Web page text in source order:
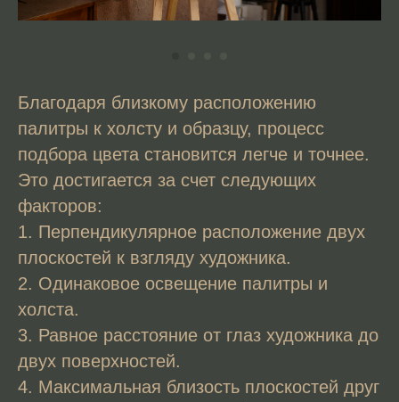
Благодаря близкому расположению
палитры к холсту и образцу, процесс
подбора цвета становится легче и точнее.
Это достигается за счет следующих
факторов:
1. Перпендикулярное расположение двух
плоскостей к взгляду художника.
2. Одинаковое освещение палитры и
холста.
3. Равное расстояние от глаз художника до
двух поверхностей.
4. Максимальная близость плоскостей друг